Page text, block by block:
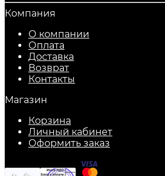
Компания
О компании
Оплата
Доставка
Возврат
Контакты
Магазин
Корзина
Личный кабинет
Оформить заказ